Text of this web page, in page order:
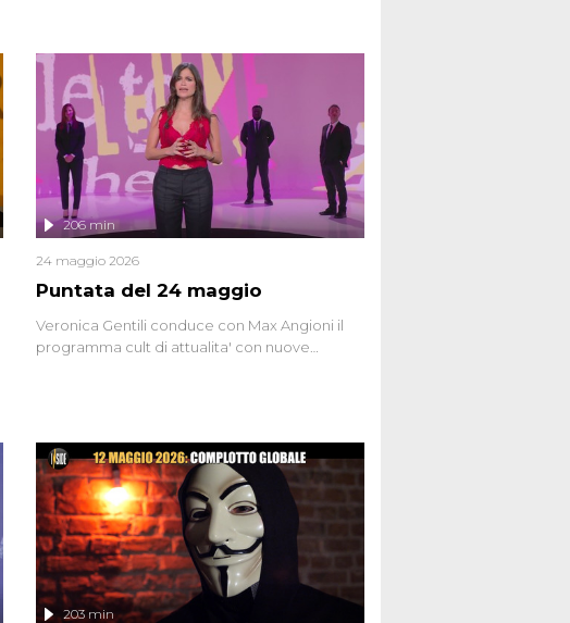
Puntata del 24 maggio
206 min
24 maggio 2026
Veronica Gentili conduce con Max Angioni il
programma cult di attualita' con nuove
203 min